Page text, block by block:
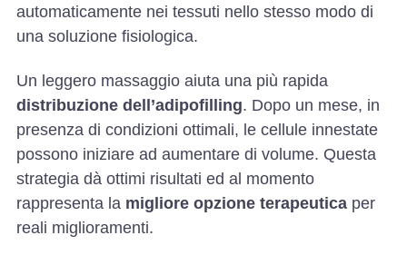
automaticamente nei tessuti nello stesso modo di
una soluzione fisiologica.
Un leggero massaggio aiuta una più rapida
distribuzione dell’adipofilling. Dopo un mese, in
presenza di condizioni ottimali, le cellule innestate
possono iniziare ad aumentare di volume. Questa
strategia dà ottimi risultati ed al momento
rappresenta la migliore opzione terapeutica per
reali miglioramenti.